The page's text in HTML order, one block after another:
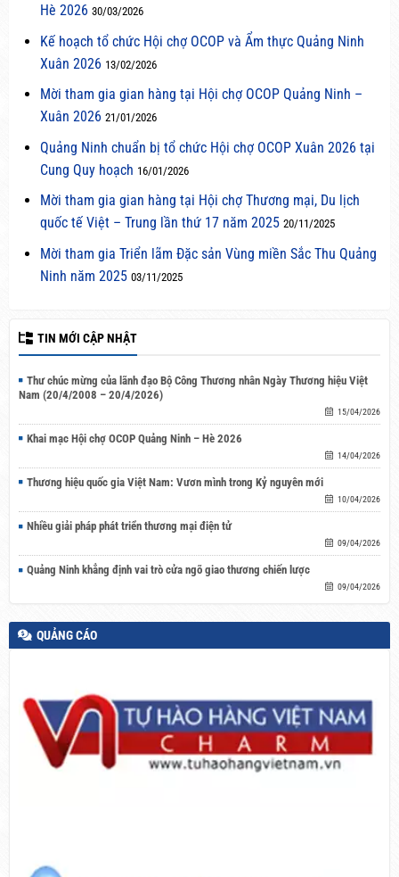
Hè 2026 30/03/2026
Kế hoạch tổ chức Hội chợ OCOP và Ẩm thực Quảng Ninh
Xuân 2026 13/02/2026
Mời tham gia gian hàng tại Hội chợ OCOP Quảng Ninh –
Xuân 2026 21/01/2026
Quảng Ninh chuẩn bị tổ chức Hội chợ OCOP Xuân 2026 tại
Cung Quy hoạch 16/01/2026
Mời tham gia gian hàng tại Hội chợ Thương mại, Du lịch
quốc tế Việt – Trung lần thứ 17 năm 2025 20/11/2025
Mời tham gia Triển lãm Đặc sản Vùng miền Sắc Thu Quảng
Ninh năm 2025 03/11/2025
TIN MỚI CẬP NHẬT
Thư chúc mừng của lãnh đạo Bộ Công Thương nhân Ngày Thương hiệu Việt
Nam (20/4/2008 – 20/4/2026)
15/04/2026
Khai mạc Hội chợ OCOP Quảng Ninh – Hè 2026
14/04/2026
Thương hiệu quốc gia Việt Nam: Vươn mình trong Kỷ nguyên mới
10/04/2026
Nhiều giải pháp phát triển thương mại điện tử
09/04/2026
Quảng Ninh khẳng định vai trò cửa ngõ giao thương chiến lược
09/04/2026
QUẢNG CÁO